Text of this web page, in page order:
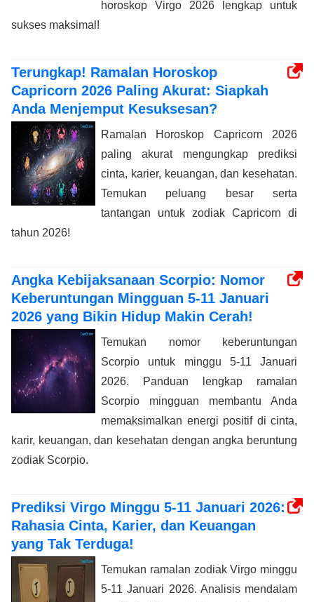
horoskop Virgo 2026 lengkap untuk
sukses maksimal!
Terungkap! Ramalan Horoskop
Capricorn 2026 Paling Akurat: Siapkah
Anda Menjemput Kesuksesan?
Ramalan Horoskop Capricorn 2026
paling akurat mengungkap prediksi
cinta, karier, keuangan, dan kesehatan.
Temukan peluang besar serta
tantangan untuk zodiak Capricorn di
tahun 2026!
Angka Kebijaksanaan Scorpio: Nomor
Keberuntungan Mingguan 5-11 Januari
2026 yang Bikin Hidup Makin Cerah!
Temukan nomor keberuntungan
Scorpio untuk minggu 5-11 Januari
2026. Panduan lengkap ramalan
Scorpio mingguan membantu Anda
memaksimalkan energi positif di cinta,
karir, keuangan, dan kesehatan dengan angka beruntung
zodiak Scorpio.
Prediksi Virgo Minggu 5-11 Januari 2026:
Rahasia Cinta, Karier, dan Keuangan
yang Tak Terduga!
Temukan ramalan zodiak Virgo minggu
5-11 Januari 2026. Analisis mendalam